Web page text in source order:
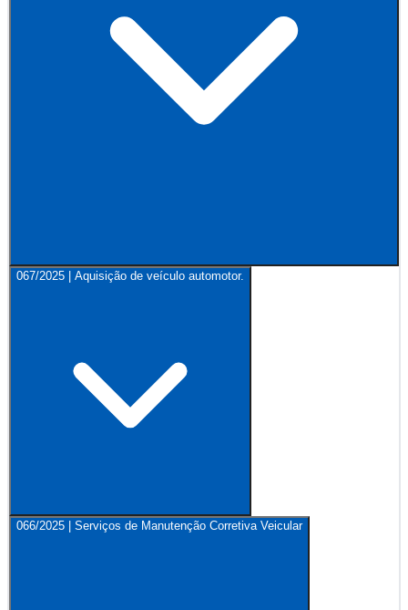
067/2025 | Aquisição de veículo automotor.
066/2025 | Serviços de Manutenção Corretiva Veicular